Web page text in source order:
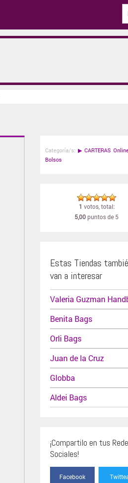
Categoría/s: ▶ CARTERAS
Bolsos
1 votos, total:
5,00puntos de 5
Estas Tiendas
van a interesar
Valeria Guzman
Benita Bags
Orli Bags
Juan de la Cruz
Globba
Aldei Bags
¡Compartilo en tus
Sociales!
Facebook